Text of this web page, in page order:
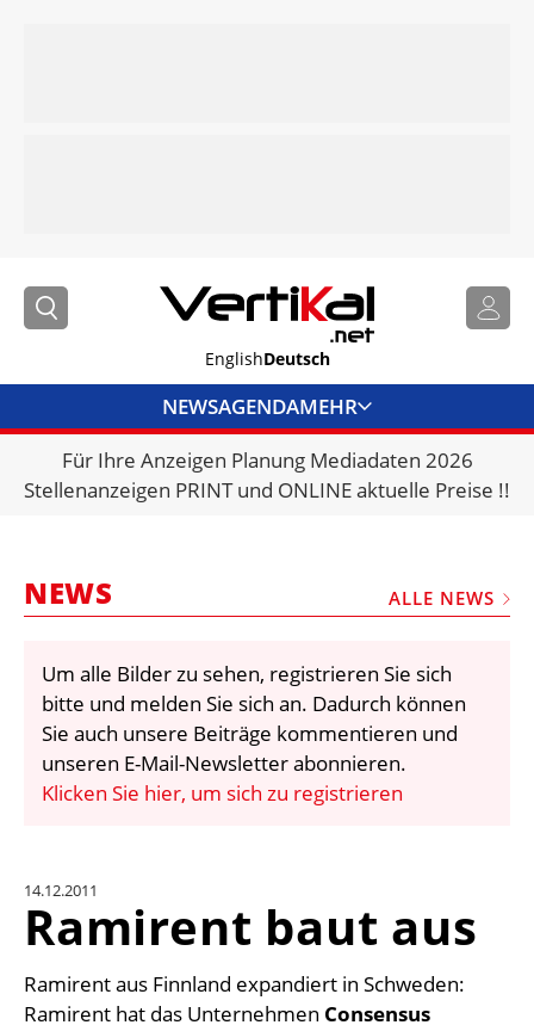
EnglishDeutsch
NEWSAGENDAMEHR
BRANCHENLINKS
VERMIETER
VIDEOS
BIBLIOTHEK
KRAN & BÜHNE
EINHEITENKONVERTER
KONTAKT
Für Ihre Anzeigen Planung Mediadaten 2026
Stellenanzeigen PRINT und ONLINE aktuelle Preise !!
NEWS ALLE NEWS
Um alle Bilder zu sehen, registrieren Sie sich
bitte und melden Sie sich an. Dadurch können
Sie auch unsere Beiträge kommentieren und
unseren E-Mail-Newsletter abonnieren.
Klicken Sie hier, um sich zu registrieren
14.12.2011
Ramirent baut aus
Ramirent aus Finnland expandiert in Schweden:
Ramirent hat das Unternehmen Consensus